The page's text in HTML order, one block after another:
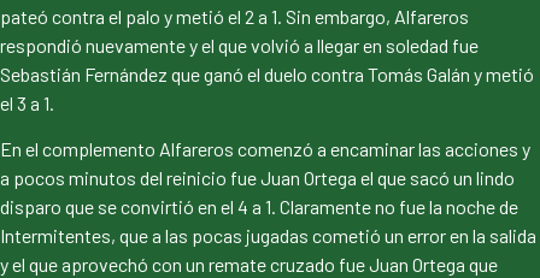
pateó contra el palo y metió el 2 a 1. Sin embargo, Alfareros
respondió nuevamente y el que volvió a llegar en soledad fue
Sebastián Fernández que ganó el duelo contra Tomás Galán y metió
el 3 a 1.
En el complemento Alfareros comenzó a encaminar las acciones y
a pocos minutos del reinicio fue Juan Ortega el que sacó un lindo
disparo que se convirtió en el 4 a 1. Claramente no fue la noche de
Intermitentes, que a las pocas jugadas cometió un error en la salida
y el que aprovechó con un remate cruzado fue Juan Ortega que